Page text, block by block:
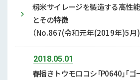
籾米サイレージを製造する高性
とその特徴
（No.867(令和元年(2019年)5月
2018.05.01
春播きトウモロコシ「P0640」「